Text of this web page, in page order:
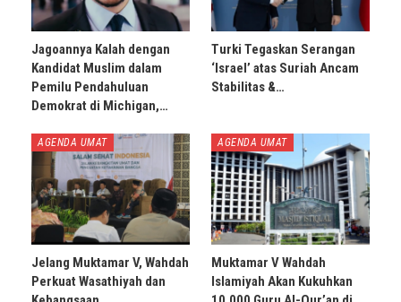
Jagoannya Kalah dengan
Kandidat Muslim dalam
Pemilu Pendahuluan
Demokrat di Michigan,…
Turki Tegaskan Serangan
‘Israel’ atas Suriah Ancam
Stabilitas &…
AGENDA UMAT
Jelang Muktamar V, Wahdah
Perkuat Wasathiyah dan
AGENDA UMAT
Muktamar V Wahdah
Islamiyah Akan Kukuhkan